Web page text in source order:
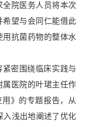
院医务人员将本次
望与会同仁能借此
抗菌药物的整体水
密围绕临床实践与
医院的叶珺主任作
》的专题报告，从
入浅出地阐述了优化